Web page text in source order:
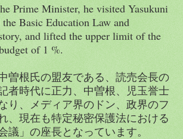
Prime Minister, he visited Yasukuni
Basic Education Law and
and lifted the upper limit of the
of 1 %.
曽根氏の盟友である、読売会長の
者時代に正力、中曽根、児玉誉士
り、メディア界のドン、政界のフ
、現在も特定秘密保護法における
議」の座長となっています。